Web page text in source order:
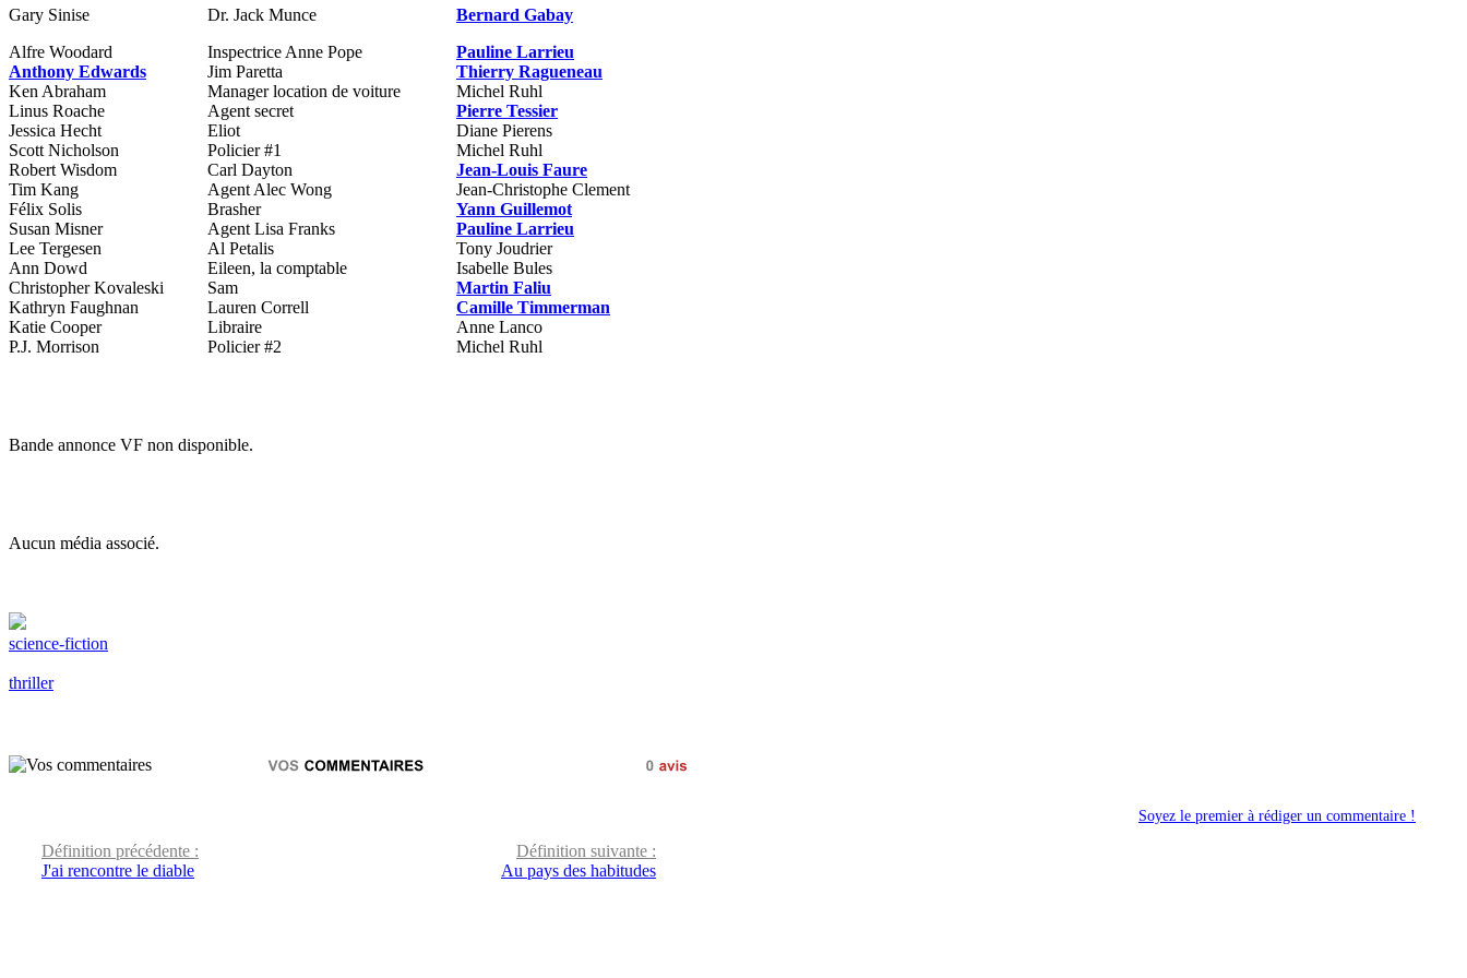
Gary Sinise
Dr. Jack Munce
Bernard Gabay
Alfre Woodard
Inspectrice Anne Pope
Pauline Larrieu
Anthony Edwards
Jim Paretta
Thierry Ragueneau
Ken Abraham
Manager location de voiture
Michel Ruhl
Linus Roache
Agent secret
Pierre Tessier
Jessica Hecht
Eliot
Diane Pierens
Scott Nicholson
Policier #1
Michel Ruhl
Robert Wisdom
Carl Dayton
Jean-Louis Faure
Tim Kang
Agent Alec Wong
Jean-Christophe Clement
Félix Solis
Brasher
Yann Guillemot
Susan Misner
Agent Lisa Franks
Pauline Larrieu
Lee Tergesen
Al Petalis
Tony Joudrier
Ann Dowd
Eileen, la comptable
Isabelle Bules
Christopher Kovaleski
Sam
Martin Faliu
Kathryn Faughnan
Lauren Correll
Camille Timmerman
Katie Cooper
Libraire
Anne Lanco
P.J. Morrison
Policier #2 Michel Ruhl
Bande annonce VF non disponible.
Aucun média associé.
science-fiction
thriller
Soyez le premier à rédiger un commentaire !
Définition précédente :
J'ai rencontre le diable
Définition suivante :
Au pays des habitudes